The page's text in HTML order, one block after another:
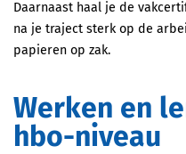
Daarnaast haal je de
na je traject sterk op de
papieren op zak.
Werken en leren op mbo- of
hbo-niveau